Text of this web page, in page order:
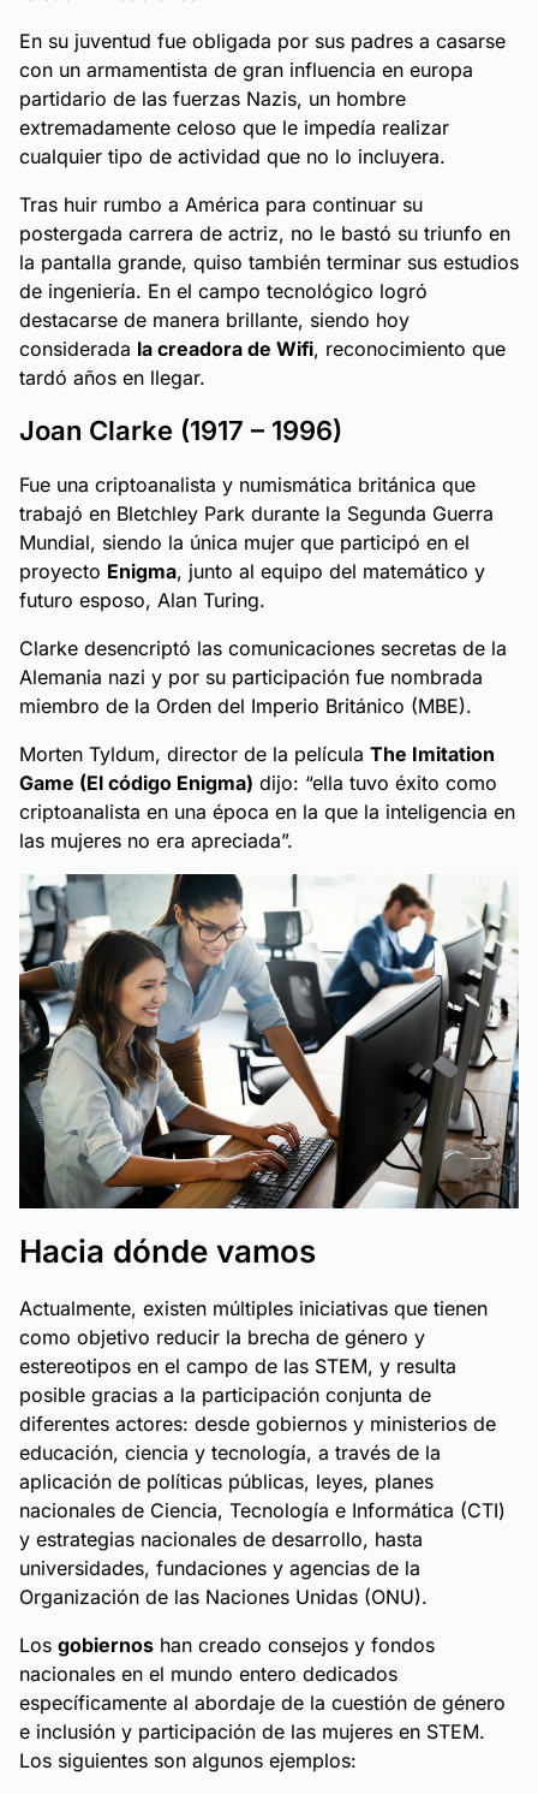
En su juventud fue obligada por sus padres a casarse
con un armamentista de gran influencia en europa
partidario de las fuerzas Nazis, un hombre
extremadamente celoso que le impedía realizar
cualquier tipo de actividad que no lo incluyera.
Tras huir rumbo a América para continuar su
postergada carrera de actriz, no le bastó su triunfo en
la pantalla grande, quiso también terminar sus estudios
de ingeniería. En el campo tecnológico logró
destacarse de manera brillante, siendo hoy
considerada la creadora de Wifi, reconocimiento que
tardó años en llegar.
Joan Clarke (1917 – 1996)
Fue una criptoanalista y numismática británica que
trabajó en Bletchley Park durante la Segunda Guerra
Mundial, siendo la única mujer que participó en el
proyecto Enigma, junto al equipo del matemático y
futuro esposo, Alan Turing.
Clarke desencriptó las comunicaciones secretas de la
Alemania nazi y por su participación fue nombrada
miembro de la Orden del Imperio Británico (MBE).
Morten Tyldum, director de la película The Imitation
Game (El código Enigma) dijo: “ella tuvo éxito como
criptoanalista en una época en la que la inteligencia en
las mujeres no era apreciada”.
Hacia dónde vamos
Actualmente, existen múltiples iniciativas que tienen
como objetivo reducir la brecha de género y
estereotipos en el campo de las STEM, y resulta
posible gracias a la participación conjunta de
diferentes actores: desde gobiernos y ministerios de
educación, ciencia y tecnología, a través de la
aplicación de políticas públicas, leyes, planes
nacionales de Ciencia, Tecnología e Informática (CTI)
y estrategias nacionales de desarrollo, hasta
universidades, fundaciones y agencias de la
Organización de las Naciones Unidas (ONU).
Los gobiernos han creado consejos y fondos
nacionales en el mundo entero dedicados
específicamente al abordaje de la cuestión de género
e inclusión y participación de las mujeres en STEM.
Los siguientes son algunos ejemplos: